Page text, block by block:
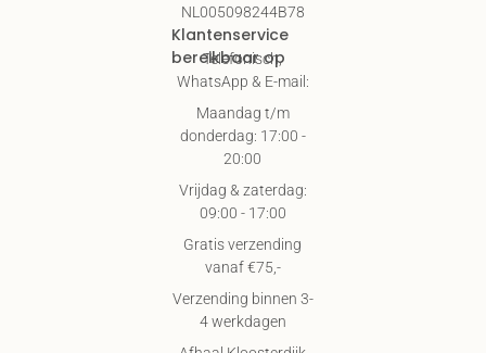
NL005098244B78
Klantenservice
bereikbaar op
Telefonisch,
WhatsApp & E-mail:
Maandag t/m
donderdag: 17:00 -
20:00
Vrijdag & zaterdag:
09:00 - 17:00
Gratis verzending
vanaf €75,-
Verzending binnen 3-
4 werkdagen